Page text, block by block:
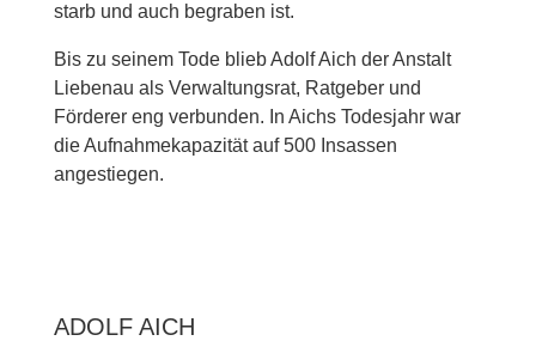
starb und auch begraben ist.
Bis zu seinem Tode blieb Adolf Aich der Anstalt
Liebenau als Verwaltungsrat, Ratgeber und
Förderer eng verbunden. In Aichs Todesjahr war
die Aufnahmekapazität auf 500 Insassen
angestiegen.
ADOLF AICH